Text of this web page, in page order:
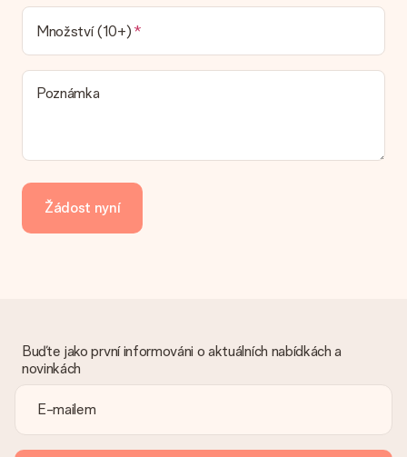
Jaké možnosti doručení si mohu vybrat?
V současné době není možné zvolit možnost doručení. Dárek,
který chcete objednat, je buď odeslán jako balíček nebo jako
doručování poštovní schránky. Chcete vědět, na kterou
možnost spadá vaše objednávka? Kontaktujte prosím náš
zákaznický servis.
Jak mohu zaplatit objednávku?
kartu, fakturu přes Klarna nebo ruční převod. V případě ručního
převodu platby prosím vezměte v úvahu dodací lhůtu 3 dny
navíc.
vhodné řešení.
Je faktura odeslána spolu s objednávkou?
vždy v potvrzovacím e-mailu a vždy ji najdete ve svém účtu
MySurprise. To znamená, že můžete dar doručit přímo
příjemci, což je opravdovým překvapením!
Množství (10+)
Poznámka
Žádost nyní
Buďte jako první informováni o aktuálních nabídkách a
novinkách